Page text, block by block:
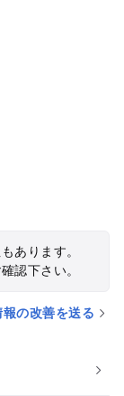
あります。
認下さい。
報の改善を送る